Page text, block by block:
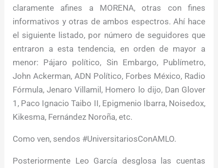
claramente afines a MORENA, otras con fines
informativos y otras de ambos espectros. Ahí hace
el siguiente listado, por número de seguidores que
entraron a esta tendencia, en orden de mayor a
menor: Pájaro político, Sin Embargo, Publímetro,
John Ackerman, ADN Político, Forbes México, Radio
Fórmula, Jenaro Villamil, Homero lo dijo, Dan Glover
1, Paco Ignacio Taibo II, Epigmenio Ibarra, Noisedox,
Kikesma, Fernández Noroña, etc.
Como ven, sendos #UniversitariosConAMLO.
Posteriormente Leo García desglosa las cuentas